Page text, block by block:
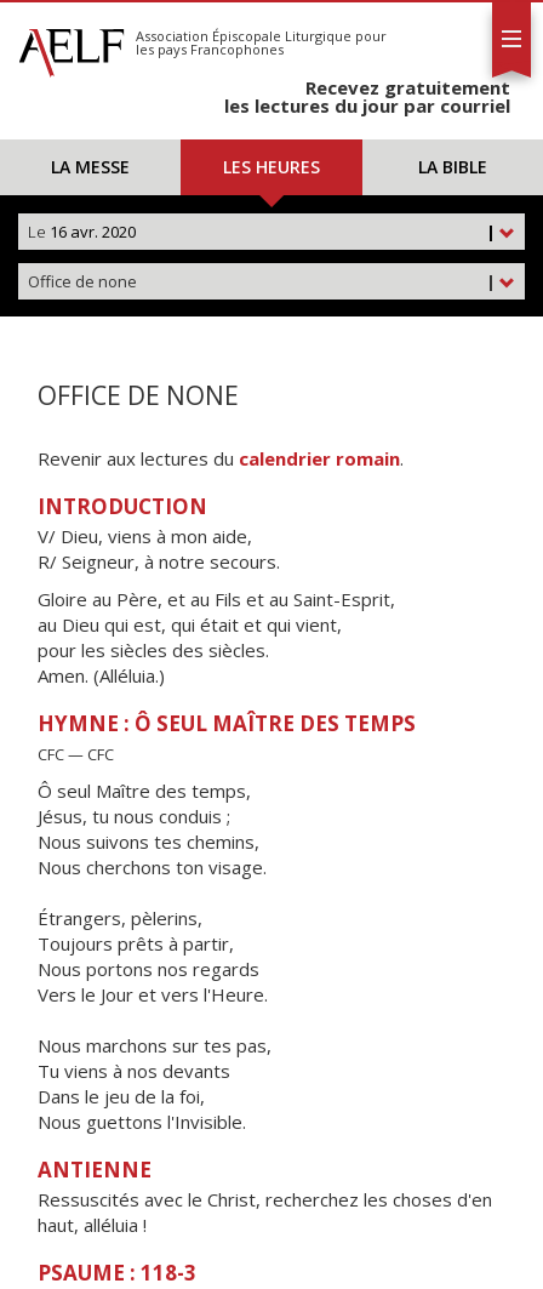
S'abonner
Calendrier
Association Épiscopale Liturgique pour
les pays Francophones
Recevez gratuitement
les lectures du jour par courriel
LA MESSE LES HEURES LA BIBLE
|
Le 16 avr. 2020
|
Office de none
OFFICE DE NONE
Revenir aux lectures du calendrier romain.
INTRODUCTION
V/ Dieu, viens à mon aide,
R/ Seigneur, à notre secours.
Gloire au Père, et au Fils et au Saint-Esprit,
au Dieu qui est, qui était et qui vient,
pour les siècles des siècles.
Amen. (Alléluia.)
HYMNE : Ô SEUL MAÎTRE DES TEMPS
CFC — CFC
Ô seul Maître des temps,
Jésus, tu nous conduis ;
Nous suivons tes chemins,
Nous cherchons ton visage.
Étrangers, pèlerins,
Toujours prêts à partir,
Nous portons nos regards
Vers le Jour et vers l'Heure.
Nous marchons sur tes pas,
Tu viens à nos devants
Dans le jeu de la foi,
Nous guettons l'Invisible.
ANTIENNE
Ressuscités avec le Christ, recherchez les choses d'en
haut, alléluia !
PSAUME : 118-3